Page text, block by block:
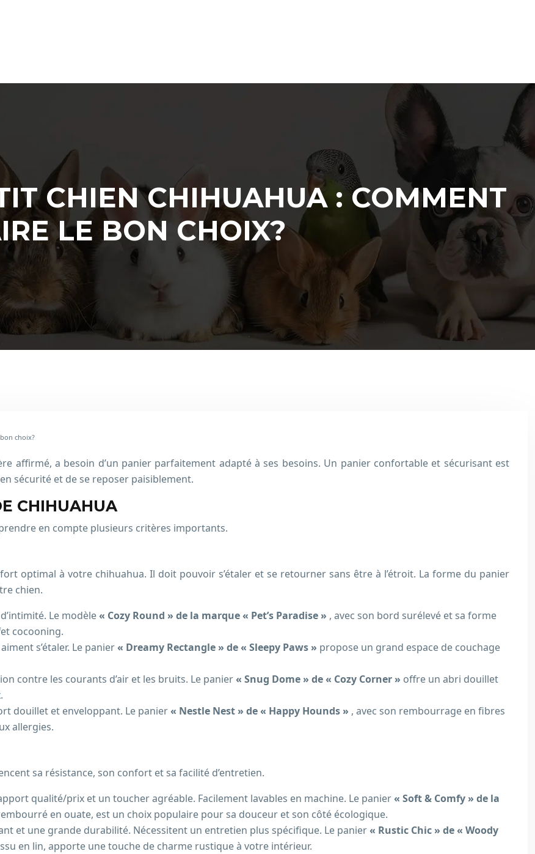
CHIEN CHIHUAHUA : COMMENT
LE BON CHOIX?
choix?
affirmé, a besoin d’un panier parfaitement adapté à ses besoins. Un panier confortable et sécurisant est
sécurité et de se reposer paisiblement.
CHIHUAHUA
en compte plusieurs critères importants.
optimal à votre chihuahua. Il doit pouvoir s’étaler et se retourner sans être à l’étroit. La forme du panier
chien.
Le modèle« Cozy Round » de la marque « Pet’s Paradise » , avec son bord surélevé et sa forme
cocooning.
s’étaler. Le panier« Dreamy Rectangle » de « Sleepy Paws » propose un grand espace de couchage
contre les courants d’air et les bruits. Le panier« Snug Dome » de « Cozy Corner » offre un abri douillet
douillet et enveloppant. Le panier« Nestle Nest » de « Happy Hounds » , avec son rembourrage en fibres
allergies.
sa résistance, son confort et sa facilité d’entretien.
qualité/prix et un toucher agréable. Facilement lavables en machine. Le panier« Soft & Comfy » de la
en ouate, est un choix populaire pour sa douceur et son côté écologique.
et une grande durabilité. Nécessitent un entretien plus spécifique. Le panier« Rustic Chic » de « Woody
en lin, apporte une touche de charme rustique à votre intérieur.